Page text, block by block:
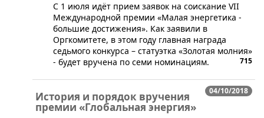
С 1 июля идёт прием заявок на соискание VII
Международной премии «Малая энергетика -
большие достижения». Как заявили в
Оргкомитете, в этом году главная награда
седьмого конкурса – статуэтка «Золотая молния»
- будет вручена по семи номинациям.
715
04/10/2018
История и порядок вручения
премии «Глобальная энергия»